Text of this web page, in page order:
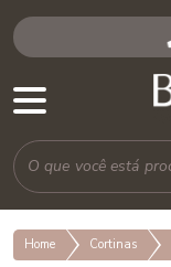
Home Cortinas